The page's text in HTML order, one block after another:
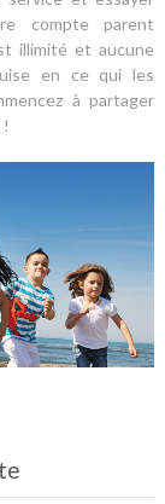
compte parent
illimité et aucune
en ce qui les
à partager